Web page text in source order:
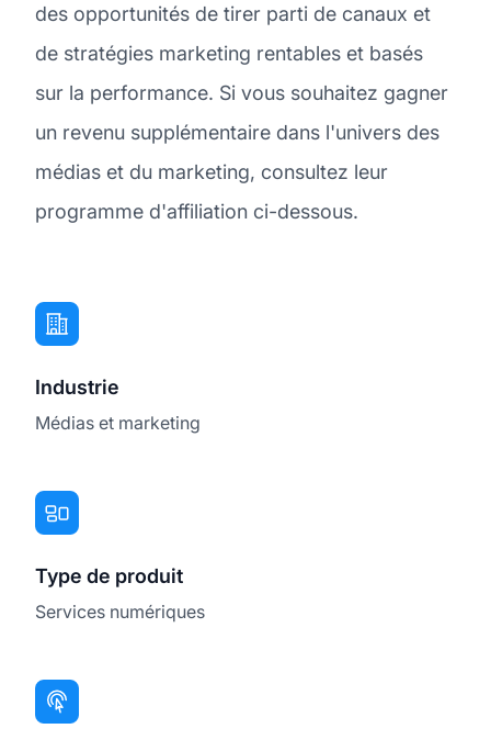
des opportunités de tirer parti de canaux et
de stratégies marketing rentables et basés
sur la performance. Si vous souhaitez gagner
un revenu supplémentaire dans l'univers des
médias et du marketing, consultez leur
programme d'affiliation ci-dessous.
Industrie
Médias et marketing
Type de produit
Services numériques